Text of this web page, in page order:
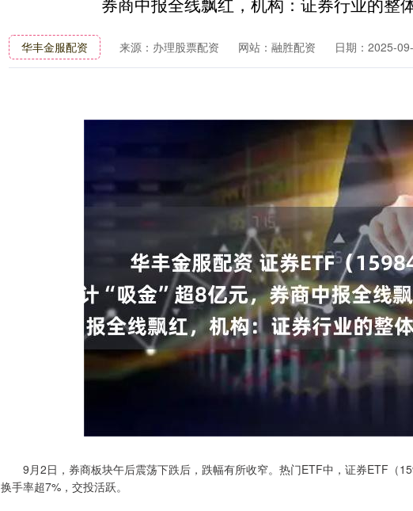
华丰金服配资 来源：办理股票配资 网站：融胜配资 日期：2025-
9月2日，券商板块午后震荡下跌后，跌幅有所收窄。热门ETF中，证券ETF（
换手率超7%，交投活跃。